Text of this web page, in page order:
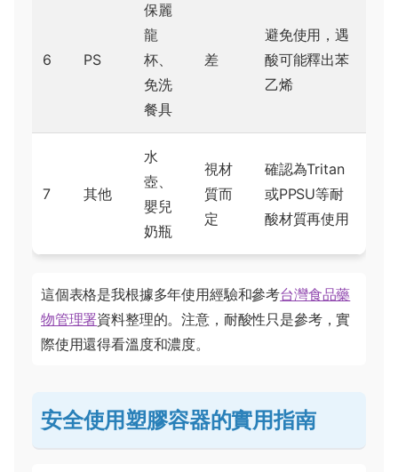
6 PS
保麗
龍
杯、
免洗
餐具
差
避免使用，遇
酸可能釋出苯
乙烯
7 其他
水
壺、
嬰兒
奶瓶
視材
質而
定
確認為Tritan
或PPSU等耐
酸材質再使用
這個表格是我根據多年使用經驗和參考台灣食品藥
物管理署資料整理的。注意，耐酸性只是參考，實
際使用還得看溫度和濃度。
安全使用塑膠容器的實用指南